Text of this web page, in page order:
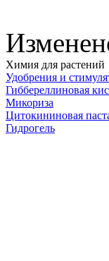
Химия для растений
Удобрения и
Гиббереллиновая
Микориза
Цитокининовая
Гидрогель